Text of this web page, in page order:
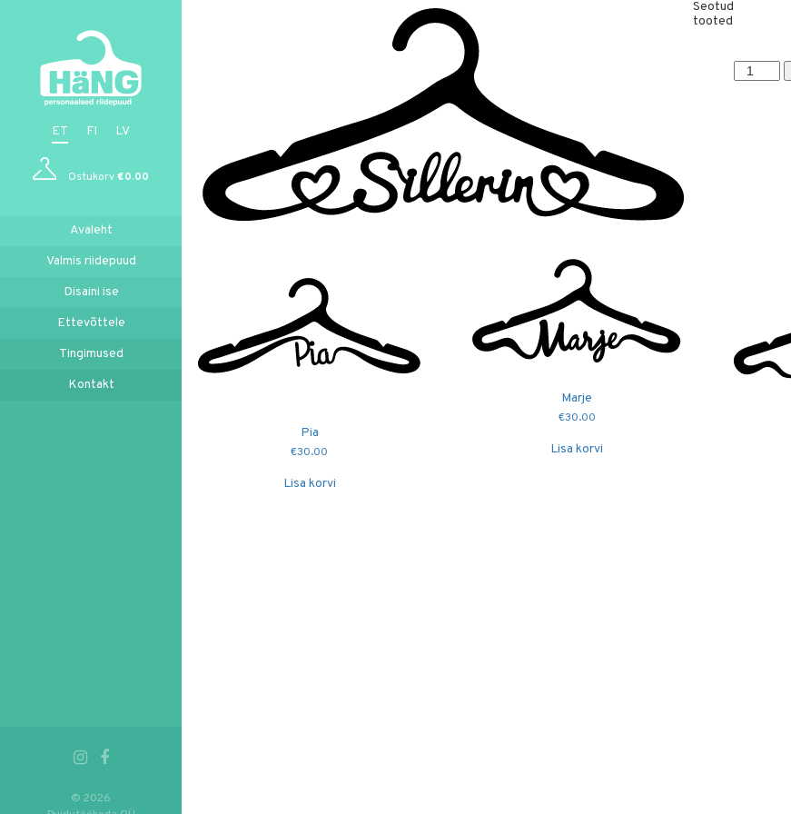
ET FI LV
Ostukorv€0.00
Avaleht
Valmis riidepuud
Disaini ise
Ettevõttele
Tingimused
Kontakt
© 2026
Sillerin
kogus
Seotud
tooted
Pia
€30.00
Lisa korvi
Marje
€30.00
Lisa korvi